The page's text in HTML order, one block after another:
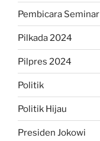
Pembicara Seminar
Pilkada 2024
Pilpres 2024
Politik
Politik Hijau
Presiden Jokowi